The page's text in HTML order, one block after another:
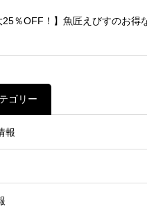
25％OFF！】魚匠えびすのお得
ゴリー
報